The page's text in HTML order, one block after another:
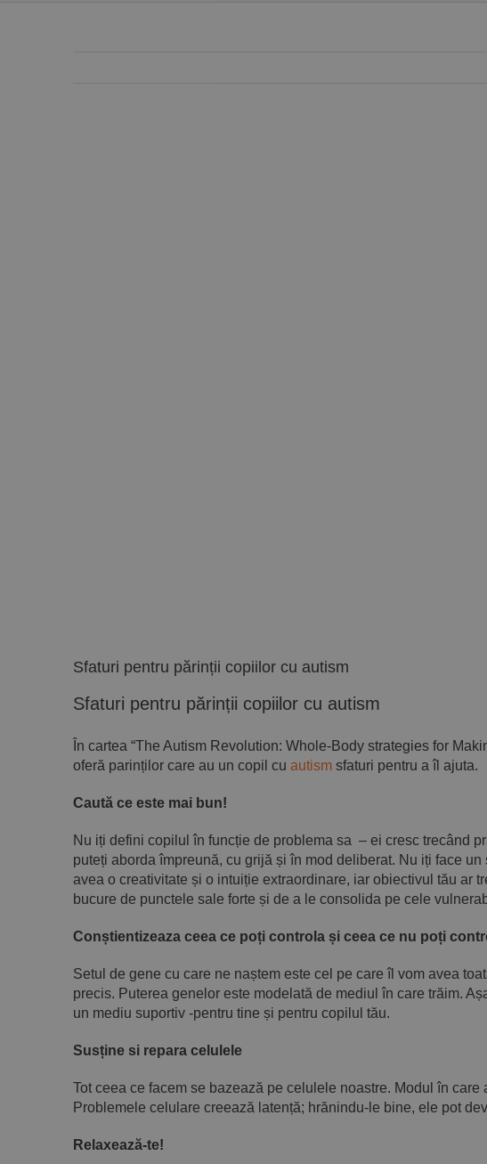
Sfaturi pentru părinții copiilor cu autism
Sfaturi pentru părinții copiilor cu autism
În cartea “The Autism Revolution: Whole-Body strategies for
oferă parinților care au un copil cu autism sfaturi pentru a îl ajuta.
Caută ce este mai bun!
Nu iți defini copilul în funcție de problema sa – ei cresc trecând
puteți aborda împreună, cu grijă și în mod deliberat. Nu iți face
avea o creativitate și o intuiție extraordinare, iar obiectivul tău ar
bucure de punctele sale forte și de a le consolida pe cele
Conștientizeaza ceea ce poți controla și ceea ce nu poți
Setul de gene cu care ne naștem este cel pe care îl vom avea
precis. Puterea genelor este modelată de mediul în care trăim.
un mediu suportiv -pentru tine și pentru copilul tău.
Susține si repara celulele
Tot ceea ce facem se bazează pe celulele noastre. Modul în
Problemele celulare creează latență; hrănindu-le bine, ele pot
Relaxează-te!